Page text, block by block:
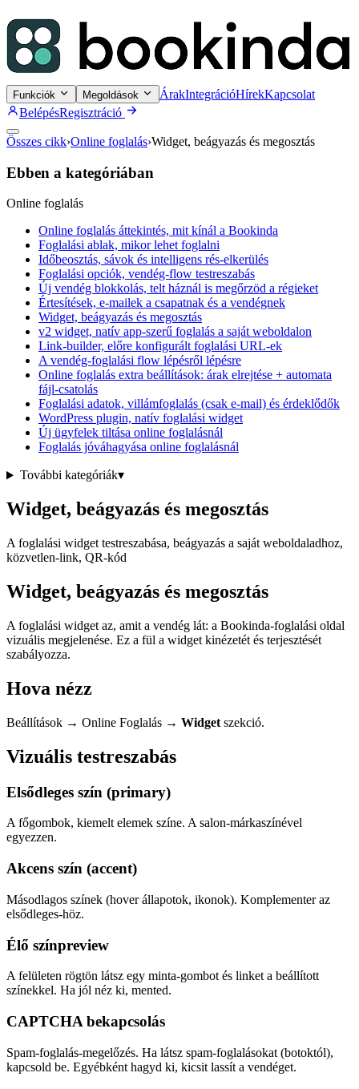
Funkciók Megoldások ÁrakIntegrációHírekKapcsolat
BelépésRegisztráció
Összes cikk›Online foglalás›Widget, beágyazás és megosztás
Ebben a kategóriában
Online foglalás
Online foglalás áttekintés, mit kínál a Bookinda
Foglalási ablak, mikor lehet foglalni
Időbeosztás, sávok és intelligens rés-elkerülés
Foglalási opciók, vendég-flow testreszabás
Új vendég blokkolás, telt háznál is megőrzöd a régieket
Értesítések, e-mailek a csapatnak és a vendégnek
Widget, beágyazás és megosztás
v2 widget, natív app-szerű foglalás a saját weboldalon
Link-builder, előre konfigurált foglalási URL-ek
A vendég-foglalási flow lépésről lépésre
Online foglalás extra beállítások: árak elrejtése + automata
fájl-csatolás
Foglalási adatok, villámfoglalás (csak e-mail) és érdeklődők
WordPress plugin, natív foglalási widget
Új ügyfelek tiltása online foglalásnál
Foglalás jóváhagyása online foglalásnál
További kategóriák▾
Widget, beágyazás és megosztás
A foglalási widget testreszabása, beágyazás a saját weboldaladhoz,
közvetlen-link, QR-kód
Widget, beágyazás és megosztás
A foglalási widget az, amit a vendég lát: a Bookinda-foglalási oldal
vizuális megjelenése. Ez a fül a widget kinézetét és terjesztését
szabályozza.
Hova nézz
Beállítások → Online Foglalás → Widget szekció.
Vizuális testreszabás
Elsődleges szín (primary)
A főgombok, kiemelt elemek színe. A salon-márkaszínével
egyezzen.
Akcens szín (accent)
Másodlagos színek (hover állapotok, ikonok). Komplementer az
elsődleges-höz.
Élő színpreview
A felületen rögtön látsz egy minta-gombot és linket a beállított
színekkel. Ha jól néz ki, mented.
CAPTCHA bekapcsolás
Spam-foglalás-megelőzés. Ha látsz spam-foglalásokat (botoktól),
kapcsold be. Egyébként hagyd ki, kicsit lassít a vendéget.